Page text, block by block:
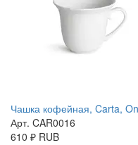
Чашка кофейная, Carta,
Арт. CAR0016
610 ₽ RUB